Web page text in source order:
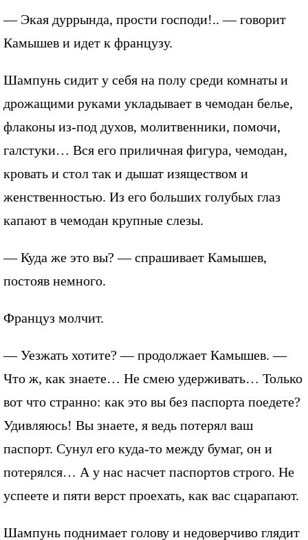
— Экая дуррында, прости господи!.. — говорит
Камышев и идет к французу.
Шампунь сидит у себя на полу среди комнаты и
дрожащими руками укладывает в чемодан белье,
флаконы из-под духов, молитвенники, помочи,
галстуки… Вся его приличная фигура, чемодан,
кровать и стол так и дышат изяществом и
женственностью. Из его больших голубых глаз
капают в чемодан крупные слезы.
— Куда же это вы? — спрашивает Камышев,
постояв немного.
Француз молчит.
— Уезжать хотите? — продолжает Камышев. —
Что ж, как знаете… Не смею удерживать… Только
вот что странно: как это вы без паспорта поедете?
Удивляюсь! Вы знаете, я ведь потерял ваш
паспорт. Сунул его куда-то между бумаг, он и
потерялся… А у нас насчет паспортов строго. Не
успеете и пяти верст проехать, как вас сцарапают.
Шампунь поднимает голову и недоверчиво глядит